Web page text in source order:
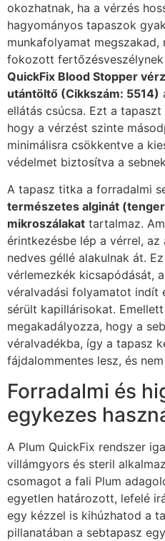
okozhatnak, ha a vérzés
hagyományos tapaszok
munkafolyamat
fokozott
QuickFix Blood Stopper
utántöltő (Cikkszám: 5514)
ellátás csúcsa. Ezt a
hogy a vérzést szinte
minimálisra csökkentve a
védelmet biztosítva a
A tapasz titka a forradalmi
természetes alginát
mikroszálakat tartalmaz.
érintkezésbe lép a vérrel, az
nedves géllé alakulnak át.
vérlemezkék kicsapódását,
véralvadási folyamatot indít
sérült kapillárisokat.
megakadályozza, hogy a
véralvadékba, így a tapasz
fájdalommentes lesz, és
Forradalmi és
egykezes
A Plum QuickFix rendszer
villámgyors és steril
csomagot a fali Plum
egyetlen határozott, lefelé
egy kézzel is kihúzhatod a
pillanatában a sebtapasz